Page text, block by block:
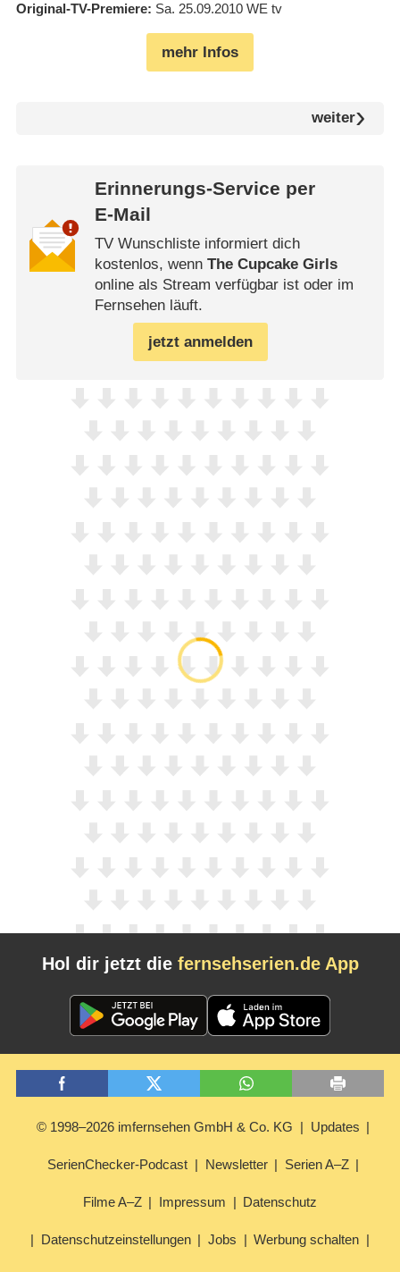
Original-TV-Premiere Sa. 25.09.2010 WE tv
mehr Infos
weiter
Erinnerungs-Service per
E-Mail
TV Wunschliste informiert dich
kostenlos, wenn The Cupcake Girls
online als Stream verfügbar ist oder im
Fernsehen läuft.
jetzt anmelden
Hol dir jetzt die fernsehserien.de App
© 1998–2026 imfernsehen GmbH & Co. KG Updates
SerienChecker-Podcast Newsletter Serien A–Z
Filme A–Z Impressum Datenschutz
Datenschutzeinstellungen Jobs Werbung schalten